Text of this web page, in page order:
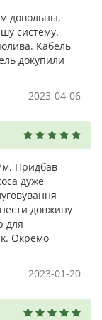
довольны,
систему.
Кабель
докупили
2023-04-06
Придбав
дуже
довжину
для
Окремо
2023-01-20